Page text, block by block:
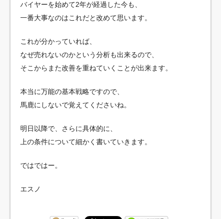
バイヤーを始めて2年が経過した今も、
一番大事なのはこれだと改めて思います。
これが分かっていれば、
なぜ売れないのかという分析も出来るので、
そこからまた改善を重ねていくことが出来ます。
本当に万能の基本戦略ですので、
馬鹿にしないで覚えてくださいね。
明日以降で、さらに具体的に、
上の条件について細かく書いていきます。
ではではー。
エスノ